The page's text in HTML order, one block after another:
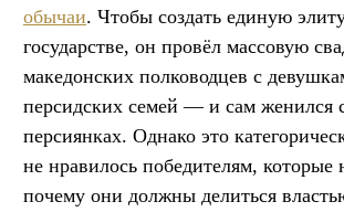
обычаи. Чтобы создать единую
государстве, он провёл массовую
македонских полководцев с
персидских семей — и сам женился
персиянках. Однако это
не нравилось победителям, которые
почему они должны делиться